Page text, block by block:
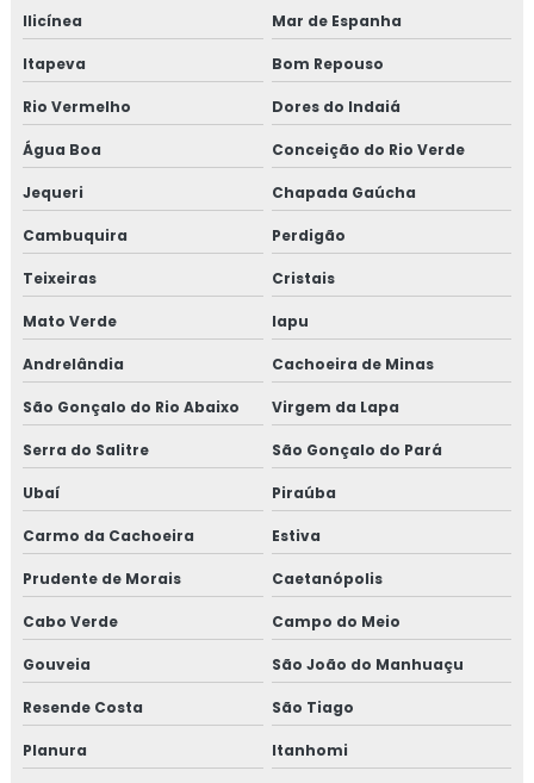
Treinamento em sensibilização de bpf
Treinamento em sensibilização programa 5s
Treinamento em sistema de gestão halal
Treinamento em transporte de feed materials
Treinamento em tratamento de não conformidades
Treinamento em tratamento de não conformidades e
causas raiz
Ilicínea Mar de Espanha
Itapeva Bom Repouso
Rio Vermelho Dores do Indaiá
Água Boa Conceição do Rio Verde
Jequeri Chapada Gaúcha
Cambuquira Perdigão
Teixeiras Cristais
Mato Verde Iapu
Andrelândia Cachoeira de Minas
São Gonçalo do Rio Abaixo Virgem da Lapa
Serra do Salitre São Gonçalo do Pará
Ubaí Piraúba
Carmo da Cachoeira Estiva
Prudente de Morais Caetanópolis
Cabo Verde Campo do Meio
Gouveia São João do Manhuaçu
Resende Costa São Tiago
Planura Itanhomi